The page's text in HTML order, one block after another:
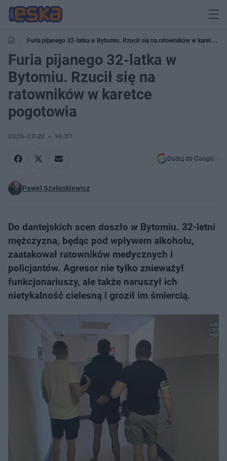
Furia pijanego 32-latka w Bytomiu. Rzucił się na ratowników w karetce
pogotowia
Furia pijanego 32-latka w
Bytomiu. Rzucił się na
ratowników w karetce
pogotowia
2025-07-22 14:37
Dodaj do Google
Paweł Szałankiewicz
Do dantejskich scen doszło w Bytomiu. 32-letni
mężczyzna, będąc pod wpływem alkoholu,
zaatakował ratowników medycznych i
policjantów. Agresor nie tylko znieważył
funkcjonariuszy, ale także naruszył ich
nietykalność cielesną i groził im śmiercią.